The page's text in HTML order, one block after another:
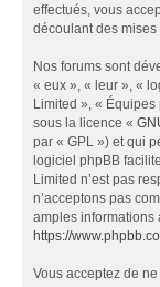
effectués, vous
découlant des
Nos forums sont
« eux », « leur », «
Limited », «
sous la licence «
par « GPL ») et qui
logiciel phpBB
Limited n’est pas
n’acceptons pas
amples informations
https://
Vous acceptez de